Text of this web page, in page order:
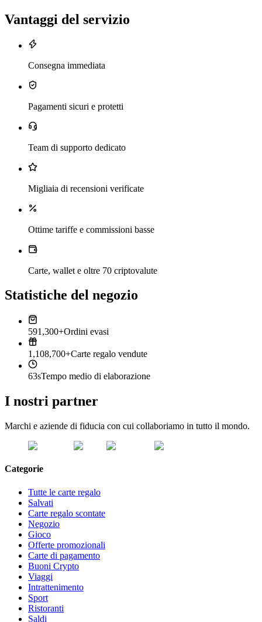
Vantaggi del servizio
Consegna immediata
Pagamenti sicuri e protetti
Team di supporto dedicato
Migliaia di recensioni verificate
Ottime tariffe e commissioni basse
Carte, wallet e oltre 70 criptovalute
Statistiche del negozio
591,300+Ordini evasi
1,108,700+Carte regalo vendute
63sTempo medio di elaborazione
I nostri partner
Marchi e aziende di fiducia con cui collaboriamo in tutto il mondo.
Categorie
Tutte le carte regalo
Salvati
Carte regalo scontate
Negozio
Gioco
Offerte promozionali
Carte di pagamento
Buoni Crypto
Viaggi
Intrattenimento
Sport
Ristoranti
Saldi